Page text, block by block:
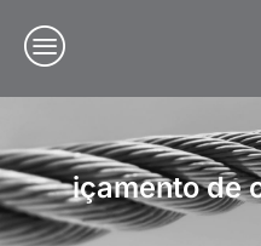
içamento de